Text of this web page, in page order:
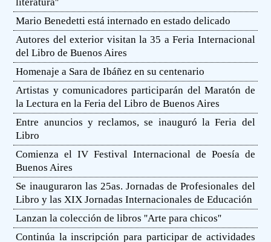
Mario Benedetti está internado en estado delicado
Autores del exterior visitan la 35 a Feria Internacional
del Libro de Buenos Aires
Homenaje a Sara de Ibáñez en su centenario
Artistas y comunicadores participarán del Maratón de
la Lectura en la Feria del Libro de Buenos Aires
Entre anuncios y reclamos, se inauguró la Feria del
Libro
Comienza el IV Festival Internacional de Poesía de
Buenos Aires
Se inauguraron las 25as. Jornadas de Profesionales del
Libro y las XIX Jornadas Internacionales de Educación
Lanzan la colección de libros ''Arte para chicos''
Continúa la inscripción para participar de actividades